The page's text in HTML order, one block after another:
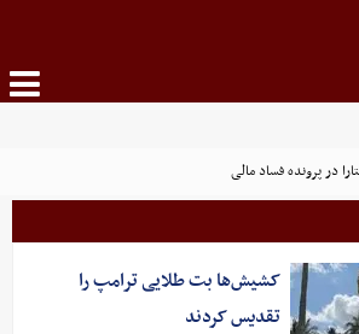
در پرونده فساد مالی
کشیش‌ها بت طلایی ترامپ را
تقدیس کردند